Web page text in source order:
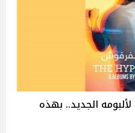
الجديد.. بهذه